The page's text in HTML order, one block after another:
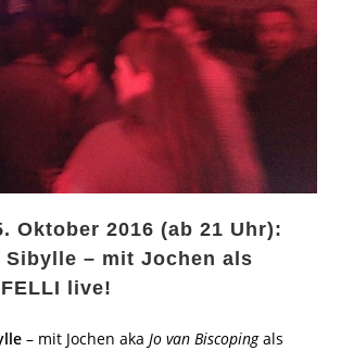
Oktober 2016 (ab 21 Uhr):
Sibylle – mit Jochen als
live!
– mit Jochen akaJo van Biscopingals